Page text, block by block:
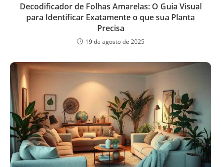
Decodificador de Folhas Amarelas: O Guia Visual
para Identificar Exatamente o que sua Planta
Precisa
19 de agosto de 2025